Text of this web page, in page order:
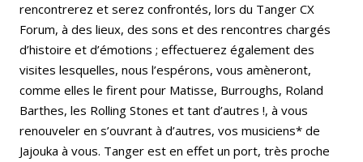
rencontrerez et serez confrontés, lors du Tanger CX
Forum, à des lieux, des sons et des rencontres chargés
d’histoire et d’émotions ; effectuerez également des
visites lesquelles, nous l’espérons, vous amèneront,
comme elles le firent pour Matisse, Burroughs, Roland
Barthes, les Rolling Stones et tant d’autres !, à vous
renouveler en s’ouvrant à d’autres, vos musiciens* de
Jajouka à vous. Tanger est en effet un port, très proche